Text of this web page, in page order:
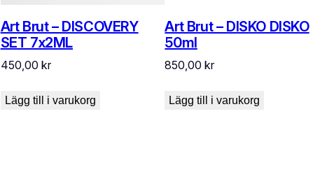
Art Brut – DISCOVERY
SET 7x2ML
450,00 kr
Lägg till i varukorg
Art Brut – DISKO DISKO
50ml
850,00kr
Lägg till i varukorg